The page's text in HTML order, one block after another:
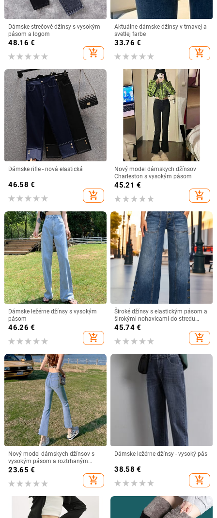
Dámske strečové džínsy s vysokým
pásom a logom
48.16 €
add_shopping_cart
Aktuálne dámske džínsy v tmavej a
svetlej farbe
33.76 €
add_shopping_cart
Dámske rifle - nová elastická
46.58 €
add_shopping_cart
Nový model dámskych džínsov
Charleston s vysokým pásom
45.21 €
add_shopping_cart
Dámske ležérne džínsy s vysokým
pásom
46.26 €
add_shopping_cart
Široké džínsy s elastickým pásom a
širokými nohavicami do stredu
pásu, veľké rozmery, Amazon
European and American, s retro
praným švom a zapínaním na
45.74€
add_shopping_cart
Nový model dámskych džínsov s
vysokým pásom a roztrhaným
efektom
23.65 €
add_shopping_cart
Dámske ležérne džínsy - vysoký pás
38.58 €
add_shopping_cart